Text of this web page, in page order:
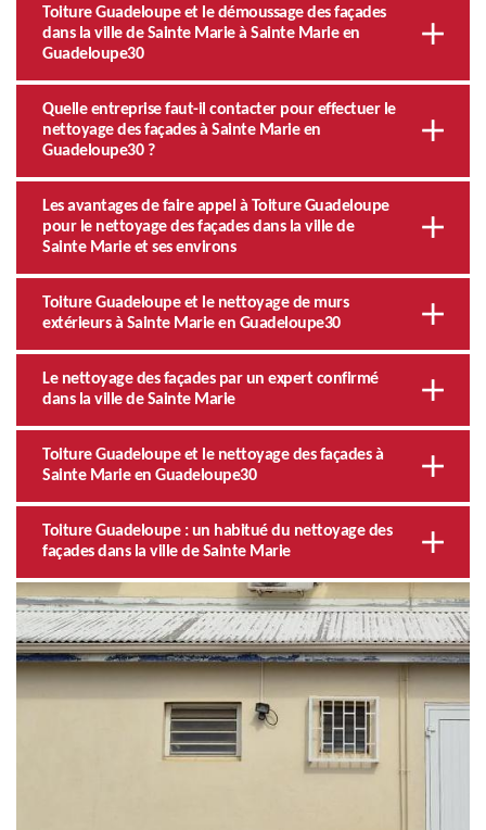
Toiture Guadeloupe et le démoussage des façades
dans la ville de Sainte Marie à Sainte Marie en
Guadeloupe30
Quelle entreprise faut-il contacter pour effectuer le
nettoyage des façades à Sainte Marie en
Guadeloupe30 ?
Les avantages de faire appel à Toiture Guadeloupe
pour le nettoyage des façades dans la ville de
Sainte Marie et ses environs
Toiture Guadeloupe et le nettoyage de murs
extérieurs à Sainte Marie en Guadeloupe30
Le nettoyage des façades par un expert confirmé
dans la ville de Sainte Marie
Toiture Guadeloupe et le nettoyage des façades à
Sainte Marie en Guadeloupe30
Toiture Guadeloupe : un habitué du nettoyage des
façades dans la ville de Sainte Marie